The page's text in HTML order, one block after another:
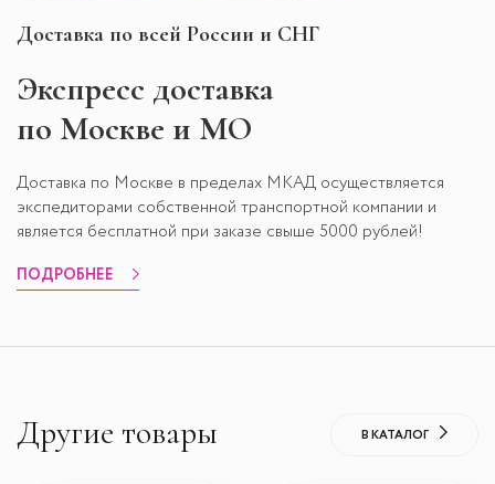
Доставка по всей России и СНГ
Экспресс доставка
по Москве и МО
Доставка по Москве в пределах МКАД осуществляется
экспедиторами собственной транспортной компании и
является бесплатной при заказе свыше 5000 рублей!
ПОДРОБНЕЕ
Другие товары В КАТАЛОГ